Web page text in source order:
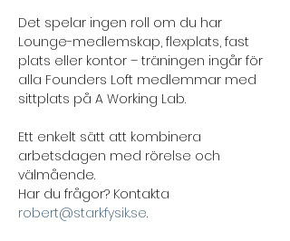
Det spelar ingen roll om du har
Lounge-medlemskap, flexplats, fast
plats eller kontor – träningen ingår för
alla Founders Loft medlemmar med
sittplats på A Working Lab.
Ett enkelt sätt att kombinera
arbetsdagen med rörelse och
välmående.
Har du frågor? Kontakta
robert@starkfysik.se.